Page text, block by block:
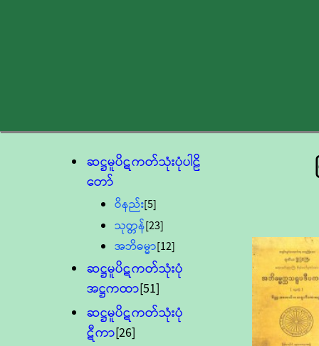
ဆဋ္ဌမူပိဋကတ်သုံးပုံပါဠိ
တော်
ဝိနည်း[5]
သုတ္တန်[23]
အဘိဓမ္မာ[12]
ဆဋ္ဌမူပိဋကတ်သုံးပုံ
အဋ္ဌကထာ[51]
ဆဋ္ဌမူပိဋကတ်သုံးပုံ
ဋီကာ[26]